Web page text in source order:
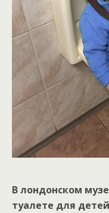
В лондонском
туалете для